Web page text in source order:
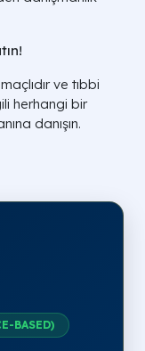
ve tıbbi
herhangi bir
danışın.
BASED)